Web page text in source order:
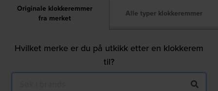
Originale klokkeremmer
fra merket
Alle typer klokkeremmer
Hvilket merke er du på utkikk etter en klokkerem
til?